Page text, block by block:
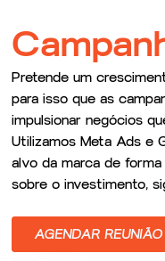
Pretende um
para isso que as
impulsionar negócios
Utilizamos Meta Ads e
alvo da marca de
sobre o investimento,
AGENDAR REUNIÃO